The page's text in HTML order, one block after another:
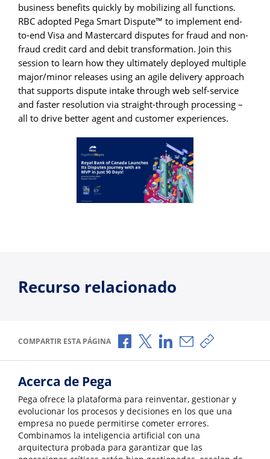
business benefits quickly by mobilizing all functions.
RBC adopted Pega Smart Dispute™ to implement end-
to-end Visa and Mastercard disputes for fraud and non-
fraud credit card and debit transformation. Join this
session to learn how they ultimately deployed multiple
major/minor releases using an agile delivery approach
that supports dispute intake through web self-service
and faster resolution via straight-through processing –
all to drive better agent and customer experiences.
Recurso relacionado
COMPARTIR ESTA PÁGINA Compartir a través de Facebook
Compartir a través de X
Compartir a través de
Compartir por
Copiar
Acerca de Pega
Pega ofrece la plataforma para reinventar, gestionar y
evolucionar los procesos y decisiones en los que una
empresa no puede permitirse cometer errores.
Combinamos la inteligencia artificial con una
arquitectura probada para garantizar que las